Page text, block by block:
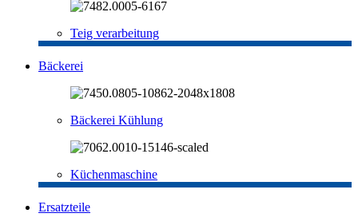
Teig verarbeitung
Bäckerei
Bäckerei Kühlung
Küchenmaschine
Ersatzteile